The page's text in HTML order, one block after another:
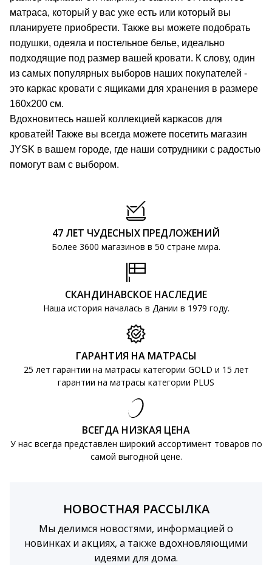
матраса, который у вас уже есть или который вы
планируете приобрести. Также вы можете подобрать
подушки, одеяла и постельное белье, идеально
подходящие под размер вашей кровати. К слову, один
из самых популярных выборов наших покупателей -
это каркас кровати с ящиками для хранения в размере
160x200 см.
Вдохновитесь нашей коллекцией каркасов для
кроватей! Также вы всегда можете посетить магазин
JYSK в вашем городе, где наши сотрудники с радостью
помогут вам с выбором.
47 ЛЕТ ЧУДЕСНЫХ ПРЕДЛОЖЕНИЙ
Более 3600 магазинов в 50 стране мира.
СКАНДИНАВСКОЕ НАСЛЕДИЕ
Наша история началась в Дании в 1979 году.
ГАРАНТИЯ НА МАТРАСЫ
25 лет гарантии на матрасы категории GOLD и 15 лет
гарантии на матрасы категории PLUS
ВСЕГДА НИЗКАЯ ЦЕНА
У нас всегда представлен широкий ассортимент товаров по
самой выгодной цене.
НОВОСТНАЯ РАССЫЛКА
Мы делимся новостями, информацией о
новинках и акциях, а также вдохновляющими
идеями для дома.